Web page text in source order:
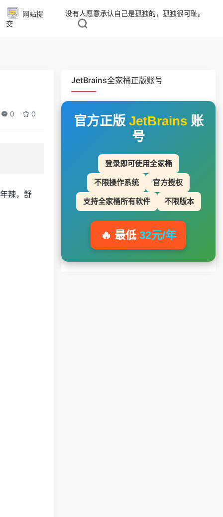
网站提
交
没有人愿意承认自己是孤独的，孤独很可耻。
0 0
辣，舒
JetBrains全家桶正版账号
官方正版 JetBrains账
号
登录即可使用全家桶
不限操作系统 官方授权
支持全家桶所有软件 不限版本
🔥 最低 32元/年